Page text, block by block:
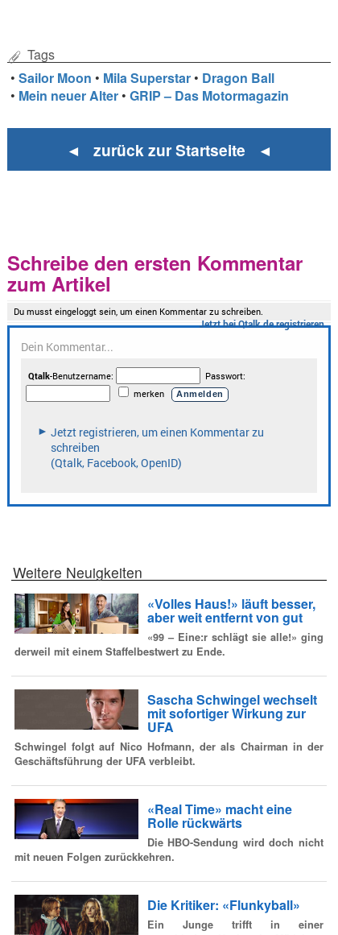
Tags
•Sailor Moon • Mila Superstar • Dragon Ball
• Mein neuer Alter •GRIP – Das Motormagazin
◄ zurück zur Startseite ◄
Schreibe den ersten Kommentar
zum Artikel
Weitere Neuigkeiten
«Volles Haus!» läuft besser,
aber weit entfernt von gut
«99 – Eine:r schlägt sie alle!» ging
derweil mit einem Staffelbestwert zu Ende.
Sascha Schwingel wechselt
mit sofortiger Wirkung zur
UFA
Schwingel folgt auf Nico Hofmann, der als Chairman in der
Geschäftsführung der UFA verbleibt.
«Real Time» macht eine
Rolle rückwärts
Die HBO-Sendung wird doch nicht
mit neuen Folgen zurückkehren.
Die Kritiker: «Flunkyball»
Ein Junge trifft in einer